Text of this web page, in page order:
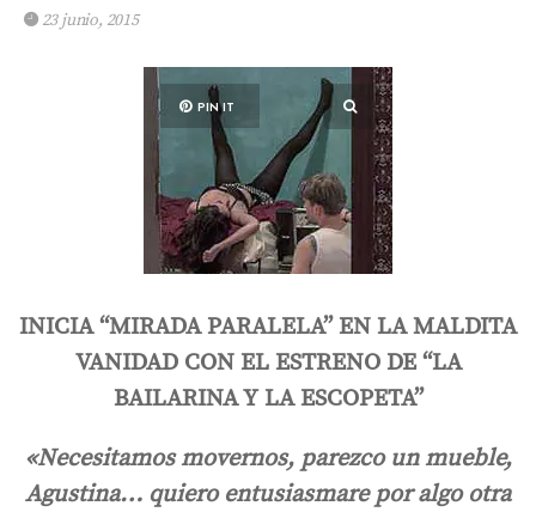
23 junio, 2015
PIN IT
INICIA “MIRADA PARALELA” EN LA MALDITA
VANIDAD CON EL ESTRENO DE “LA
BAILARINA Y LA ESCOPETA”
«Necesitamos movernos, parezco un mueble,
Agustina… quiero entusiasmare por algo otra